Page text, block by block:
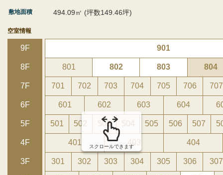
敷地面積 494.09㎡ (坪数149.46坪)
空室情報
9F 901
8F 801 802 803 804
7F 701 702 703 704 705 706 707
6F 601 602 603 604
5F 501 502 503 504 505 506 507
4F 401 403 404
3F 301 302 303 304 305 306 307
スクロールできます